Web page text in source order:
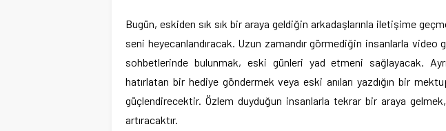
Bugün, eskiden sık sık bir araya geldiğin arkadaşlarınla iletişime
seni heyecanlandıracak. Uzun zamandır görmediğin insanlarla video
sohbetlerinde bulunmak, eski günleri yad etmeni sağlayacak.
hatırlatan bir hediye göndermek veya eski anıları yazdığın bir
güçlendirecektir. Özlem duyduğun insanlarla tekrar bir araya
artıracaktır.